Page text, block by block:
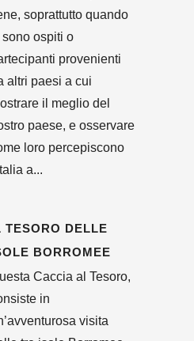
soprattutto quando
sono ospiti o
provenienti
altri paesi a cui
il meglio del
paese, e osservare
loro percepiscono
a...
TESORO DELLE
BORROMEE
Caccia al Tesoro,
in
visita